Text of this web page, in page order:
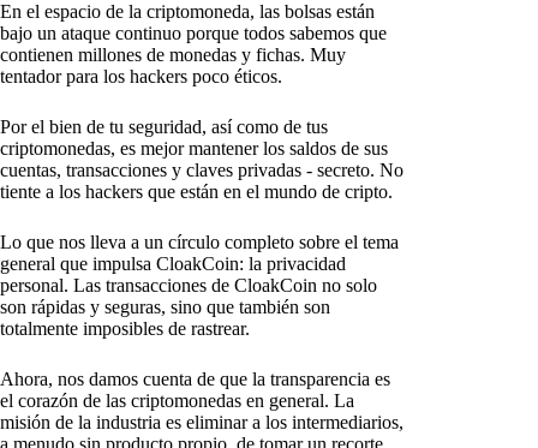
En el espacio de la criptomoneda, las bolsas están
bajo un ataque continuo porque todos sabemos que
contienen millones de monedas y fichas. Muy
tentador para los hackers poco éticos.
Por el bien de tu seguridad, así como de tus
criptomonedas, es mejor mantener los saldos de sus
cuentas, transacciones y claves privadas - secreto. No
tiente a los hackers que están en el mundo de cripto.
Lo que nos lleva a un círculo completo sobre el tema
general que impulsa CloakCoin: la privacidad
personal. Las transacciones de CloakCoin no solo
son rápidas y seguras, sino que también son
totalmente imposibles de rastrear.
Ahora, nos damos cuenta de que la transparencia es
el corazón de las criptomonedas en general. La
misión de la industria es eliminar a los intermediarios,
a menudo sin producto propio, de tomar un recorte